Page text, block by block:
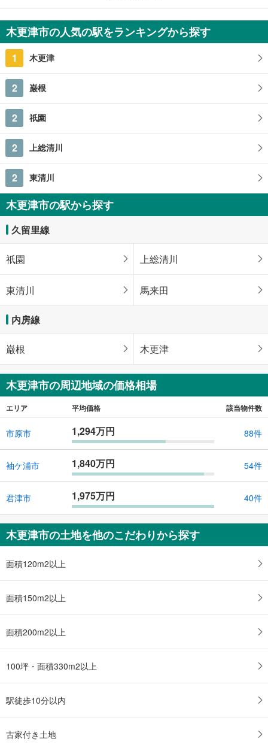
木更津市中里2丁目
780万円
231.39m2（登記）
木更津市の人気の駅をランキングから探す
1 木更津
2 巌根
2 祇園
2 上総清川
2 東清川
木更津市の駅から探す
久留里線
祇園 上総清川
東清川 馬来田
内房線
巌根 木更津
木更津市の周辺地域の価格相場
エリア 平均価格 該当物件数
市原市 1,294万円 88件
袖ケ浦市 1,840万円 54件
君津市 1,975万円 40件
木更津市の土地を他のこだわりから探す
面積120m2以上
面積150m2以上
面積200m2以上
100坪・面積330m2以上
駅徒歩10分以内
古家付き土地